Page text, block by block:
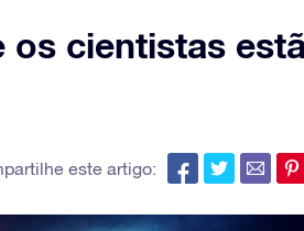
os cientistas
este artigo: